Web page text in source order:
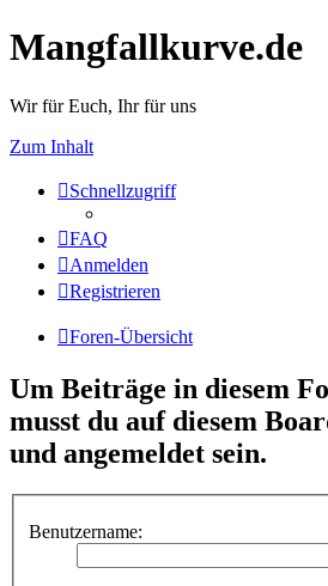
Mangfallkurve.de
Wir für Euch, Ihr für uns
Zum Inhalt
Schnellzugriff
FAQ
Anmelden
Registrieren
Foren-Übersicht
Um Beiträge in diesem
musst du auf diesem
und angemeldet sein.
Benutzername: